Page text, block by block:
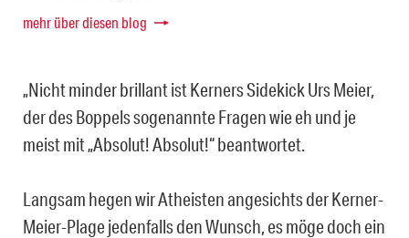
mehr über diesen blog
„Nicht minder brillant ist Kerners Sidekick Urs Meier,
der des Boppels sogenannte Fragen wie eh und je
meist mit „Absolut! Absolut!“ beantwortet.
Langsam hegen wir Atheisten angesichts der Kerner-
Meier-Plage jedenfalls den Wunsch, es möge doch ein